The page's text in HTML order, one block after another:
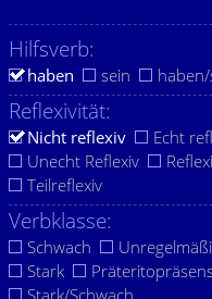
Hilfsverb:
haben sein
Reflexivität:
Nicht reflexiv
Echt
Unecht Reflexiv
Teilreflexiv
Verbklasse:
Schwach
Stark
Stark/Schwach